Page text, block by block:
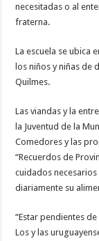
necesitadas o al
fraterna.
La escuela se ubica
los niños y niñas de
Quilmes.
Las viandas y la
la Juventud de la
Comedores y las
“Recuerdos de
cuidados
diariamente su
“Estar pendientes
Los y las